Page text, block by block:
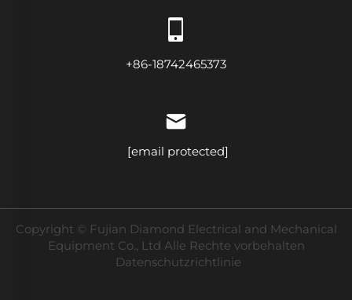
+86-18742465373
[email protected]
Copyright © Fujian Diamond Electrical and Mechanical
Equipment Co., Ltd Alle Rechte vorbehalten
Datenschutzrichtlinie